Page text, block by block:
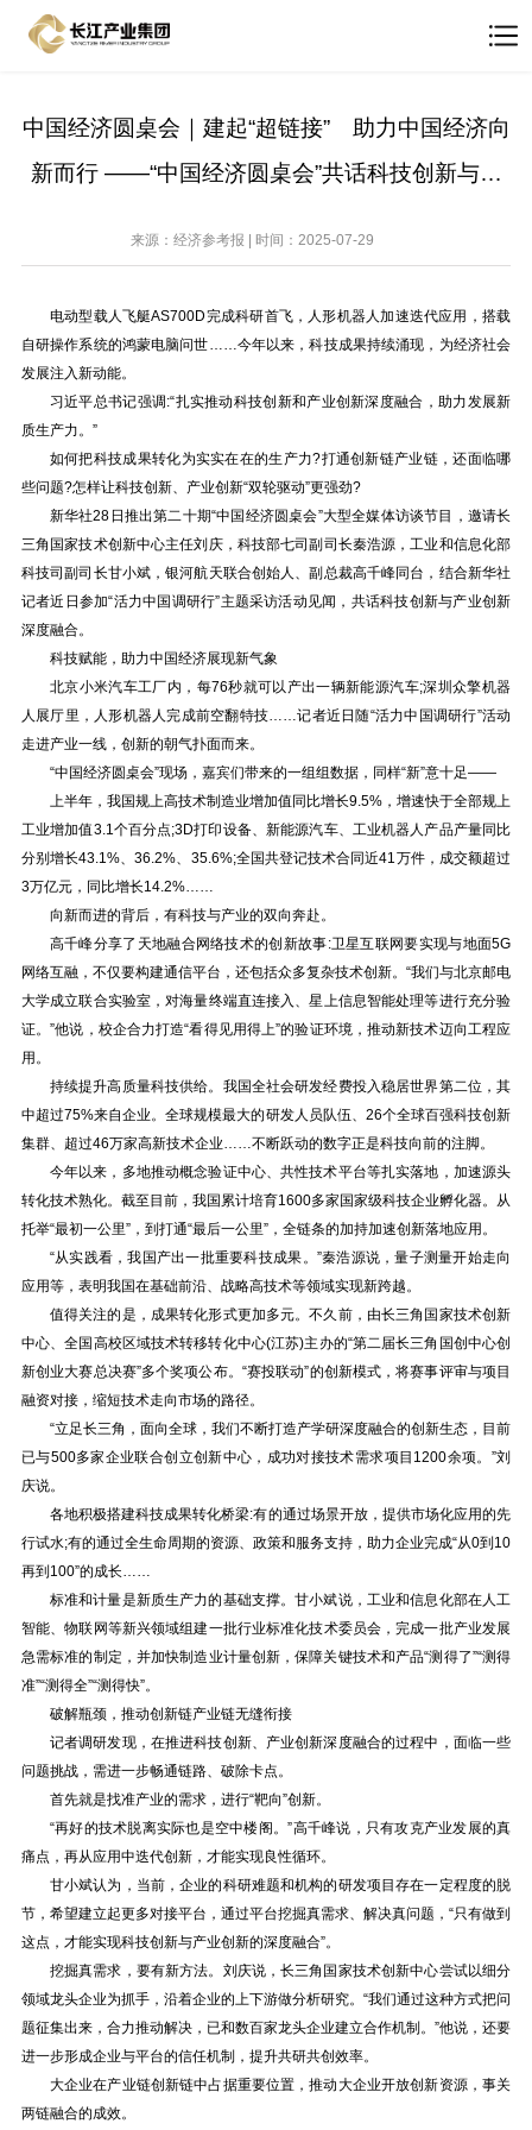
中国经济圆桌会｜建起“超链接” 助力中国经济向
新而行 ——“中国经济圆桌会”共话科技创新与产
来源：经济参考报 | 时间：2025-07-29
电动型载人飞艇AS700D完成科研首飞，人形机器人加速迭代应用，搭载
自研操作系统的鸿蒙电脑问世……今年以来，科技成果持续涌现，为经济社会
发展注入新动能。
习近平总书记强调:“扎实推动科技创新和产业创新深度融合，助力发展新
质生产力。”
如何把科技成果转化为实实在在的生产力?打通创新链产业链，还面临哪
些问题?怎样让科技创新、产业创新“双轮驱动”更强劲?
新华社28日推出第二十期“中国经济圆桌会”大型全媒体访谈节目，邀请长
三角国家技术创新中心主任刘庆，科技部七司副司长秦浩源，工业和信息化部
科技司副司长甘小斌，银河航天联合创始人、副总裁高千峰同台，结合新华社
记者近日参加“活力中国调研行”主题采访活动见闻，共话科技创新与产业创新
深度融合。
科技赋能，助力中国经济展现新气象
北京小米汽车工厂内，每76秒就可以产出一辆新能源汽车;深圳众擎机器
人展厅里，人形机器人完成前空翻特技……记者近日随“活力中国调研行”活动
走进产业一线，创新的朝气扑面而来。
“中国经济圆桌会”现场，嘉宾们带来的一组组数据，同样“新”意十足——
上半年，我国规上高技术制造业增加值同比增长9.5%，增速快于全部规上
工业增加值3.1个百分点;3D打印设备、新能源汽车、工业机器人产品产量同比
分别增长43.1%、36.2%、35.6%;全国共登记技术合同近41万件，成交额超过
3万亿元，同比增长14.2%……
向新而进的背后，有科技与产业的双向奔赴。
高千峰分享了天地融合网络技术的创新故事:卫星互联网要实现与地面5G
网络互融，不仅要构建通信平台，还包括众多复杂技术创新。“我们与北京邮电
大学成立联合实验室，对海量终端直连接入、星上信息智能处理等进行充分验
证。”他说，校企合力打造“看得见用得上”的验证环境，推动新技术迈向工程应
用。
持续提升高质量科技供给。我国全社会研发经费投入稳居世界第二位，其
中超过75%来自企业。全球规模最大的研发人员队伍、26个全球百强科技创新
集群、超过46万家高新技术企业……不断跃动的数字正是科技向前的注脚。
今年以来，多地推动概念验证中心、共性技术平台等扎实落地，加速源头
转化技术熟化。截至目前，我国累计培育1600多家国家级科技企业孵化器。从
托举“最初一公里”，到打通“最后一公里”，全链条的加持加速创新落地应用。
“从实践看，我国产出一批重要科技成果。”秦浩源说，量子测量开始走向
应用等，表明我国在基础前沿、战略高技术等领域实现新跨越。
值得关注的是，成果转化形式更加多元。不久前，由长三角国家技术创新
中心、全国高校区域技术转移转化中心(江苏)主办的“第二届长三角国创中心创
新创业大赛总决赛”多个奖项公布。“赛投联动”的创新模式，将赛事评审与项目
融资对接，缩短技术走向市场的路径。
“立足长三角，面向全球，我们不断打造产学研深度融合的创新生态，目前
已与500多家企业联合创立创新中心，成功对接技术需求项目1200余项。”刘
庆说。
各地积极搭建科技成果转化桥梁:有的通过场景开放，提供市场化应用的先
行试水;有的通过全生命周期的资源、政策和服务支持，助力企业完成“从0到10
再到100”的成长……
标准和计量是新质生产力的基础支撑。甘小斌说，工业和信息化部在人工
智能、物联网等新兴领域组建一批行业标准化技术委员会，完成一批产业发展
急需标准的制定，并加快制造业计量创新，保障关键技术和产品“测得了”“测得
准”“测得全”“测得快”。
破解瓶颈，推动创新链产业链无缝衔接
记者调研发现，在推进科技创新、产业创新深度融合的过程中，面临一些
问题挑战，需进一步畅通链路、破除卡点。
首先就是找准产业的需求，进行“靶向”创新。
“再好的技术脱离实际也是空中楼阁。”高千峰说，只有攻克产业发展的真
痛点，再从应用中迭代创新，才能实现良性循环。
甘小斌认为，当前，企业的科研难题和机构的研发项目存在一定程度的脱
节，希望建立起更多对接平台，通过平台挖掘真需求、解决真问题，“只有做到
这点，才能实现科技创新与产业创新的深度融合”。
挖掘真需求，要有新方法。刘庆说，长三角国家技术创新中心尝试以细分
领域龙头企业为抓手，沿着企业的上下游做分析研究。“我们通过这种方式把问
题征集出来，合力推动解决，已和数百家龙头企业建立合作机制。”他说，还要
进一步形成企业与平台的信任机制，提升共研共创效率。
大企业在产业链创新链中占据重要位置，推动大企业开放创新资源，事关
两链融合的成效。